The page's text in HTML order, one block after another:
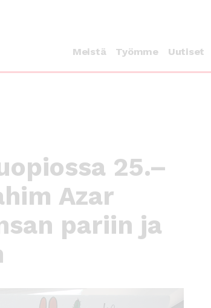
Meistä Työmme Uutiset
25.–
Azar
pariin ja